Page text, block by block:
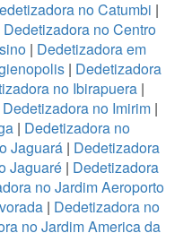
no Catumbi |
Dedetizadora no Centro
| Dedetizadora em
| Dedetizadora
no Ibirapuera|
Dedetizadora no Imirim |
| Dedetizadora no
Jaguará | Dedetizadora
Jaguaré | Dedetizadora
no Jardim Aeroporto
| Dedetizadora no
no Jardim America da